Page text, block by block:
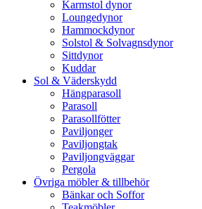
Karmstol dynor
Loungedynor
Hammockdynor
Solstol & Solvagnsdynor
Sittdynor
Kuddar
Sol & Väderskydd
Hängparasoll
Parasoll
Parasollfötter
Paviljonger
Paviljongtak
Paviljongväggar
Pergola
Övriga möbler & tillbehör
Bänkar och Soffor